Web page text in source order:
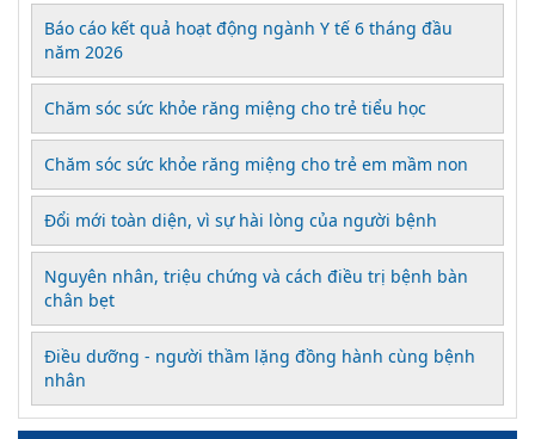
Báo cáo kết quả hoạt động ngành Y tế 6 tháng đầu
năm 2026
Chăm sóc sức khỏe răng miệng cho trẻ tiểu học
Chăm sóc sức khỏe răng miệng cho trẻ em mầm non
Đổi mới toàn diện, vì sự hài lòng của người bệnh
Nguyên nhân, triệu chứng và cách điều trị bệnh bàn
chân bẹt
Điều dưỡng - người thầm lặng đồng hành cùng bệnh
nhân